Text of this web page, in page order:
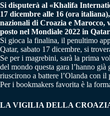
Si disputerà al «Khalifa
17 dicembre alle 16 (ora
nazionali di Croazia e Marocco,
posto nel Mondiale 2022 in
Si gioca la finalina, il penultimo
Qatar, sabato 17 dicembre, si
Se per i magrebini, sarà la prima
del mondo questa gara l’hanno
riuscirono a battere l’Olanda con il
Per i bookmakers favorita è la
LA VIGILIA DELLA